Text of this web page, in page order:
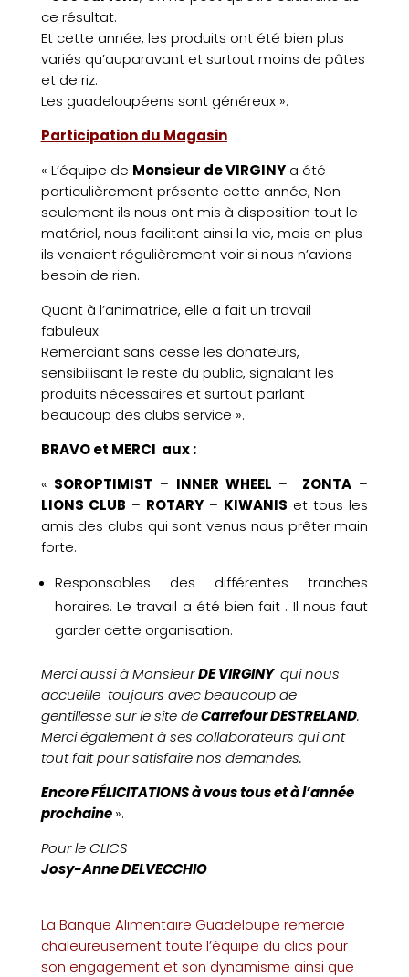
Accueil
La
Banque
Alimentaire
Actualités
Partenaires
Photos
ce résultat.
Et cette année, les produits ont été bien plus
variés qu’auparavant et surtout moins de pâtes
et de riz.
Les guadeloupéens sont généreux ».
Participation du Magasin
« L’équipe de Monsieur de VIRGINYa été
particulièrement présente cette année, Non
seulement ils nous ont mis à disposition tout le
matériel, nous facilitant ainsi la vie, mais en plus
ils venaient régulièrement voir si nous n’avions
besoin de rien.
Quant à l’animatrice, elle a fait un travail
fabuleux.
Remerciant sans cesse les donateurs,
sensibilisant le reste du public, signalant les
produits nécessaires et surtout parlant
beaucoup des clubs service ».
BRAVO et MERCI aux :
« SOROPTIMIST – INNER WHEEL – ZONTA –
LIONS CLUB – ROTARY– KIWANIS et tous les
amis des clubs qui sont venus nous prêter main
forte.
Responsables des différentes tranches
horaires. Le travail a été bien fait . Il nous faut
garder cette organisation.
Merci aussi à MonsieurDE VIRGINY qui nous
accueille toujours avec beaucoup de
gentillesse sur le site deCarrefour DESTRELAND.
Merci également à ses collaborateurs qui ont
tout fait pour satisfaire nos demandes.
Encore FÉLICITATIONS à vous tous et à l’année
prochaine ».
Pour le CLICS
Josy-Anne DELVECCHIO
La Banque Alimentaire Guadeloupe remercie
chaleureusement toute l’équipe du clics pour
son engagement et son dynamisme ainsi que